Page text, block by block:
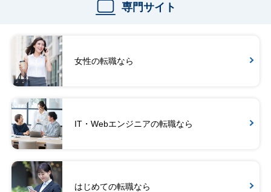
専門サイト
女性の転職なら
IT・Webエンジニアの転職なら
はじめての転職なら